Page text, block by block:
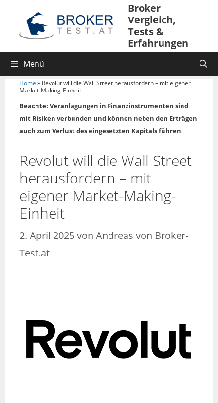
Broker
Vergleich,
Tests &
Erfahrungen
Menü
Home » Revolut will die Wall Street herausfordern – mit eigener
Market-Making-Einheit
Beachte: Veranlagungen in Finanzinstrumenten sind
mit Risiken verbunden und können neben den Erträgen
auch zum Verlust des eingesetzten Kapitals führen.
Revolut will die Wall Street
herausfordern – mit
eigener Market-Making-
Einheit
2. April 2025von Andreas von Broker-
Test.at